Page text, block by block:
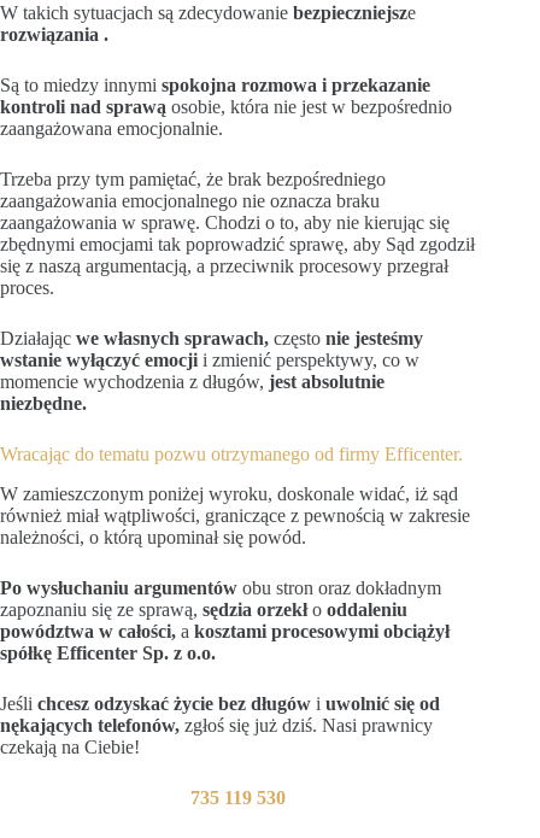
W takich sytuacjach są zdecydowanie bezpieczniejsze
rozwiązania .
Są to miedzy innymi spokojna rozmowa i przekazanie
kontroli nad sprawą osobie, która nie jest w bezpośrednio
zaangażowana emocjonalnie.
Trzeba przy tym pamiętać, że brak bezpośredniego
zaangażowania emocjonalnego nie oznacza braku
zaangażowania w sprawę. Chodzi o to, aby nie kierując się
zbędnymi emocjami tak poprowadzić sprawę, aby Sąd zgodził
się z naszą argumentacją, a przeciwnik procesowy przegrał
proces.
Działając we własnych sprawach, często nie jesteśmy
wstanie wyłączyć emocji i zmienić perspektywy, co w
momencie wychodzenia z długów, jest absolutnie
niezbędne.
Wracając do tematu pozwu otrzymanego od firmy Efficenter.
W zamieszczonym poniżej wyroku, doskonale widać, iż sąd
również miał wątpliwości, graniczące z pewnością w zakresie
należności, o którą upominał się powód.
Po wysłuchaniu argumentów obu stron oraz dokładnym
zapoznaniu się ze sprawą, sędzia orzekło oddaleniu
powództwa w całości, a kosztami procesowymi obciążył
spółkę Efficenter Sp. z o.o.
Jeśli chcesz odzyskać życie bez długów i uwolnić się od
nękających telefonów, zgłoś się już dziś. Nasi prawnicy
czekają na Ciebie!
735 119 530